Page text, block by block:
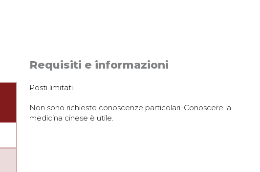
Requisiti e informazioni
Posti limitati.
Non sono richieste conoscenze particolari. Conoscere la
medicina cinese è utile.